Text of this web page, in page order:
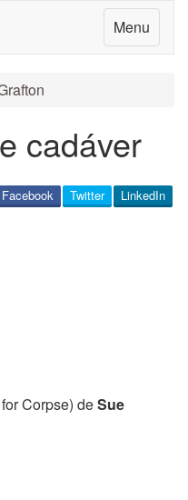
Menu
cadáver
LinkedIn
Twitter
Facebook
Corpse) deSue